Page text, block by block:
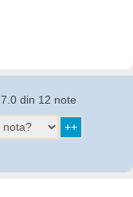
7.0 din 12 note